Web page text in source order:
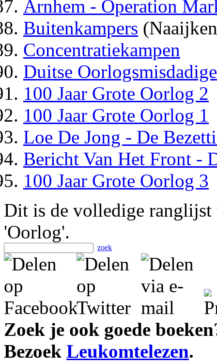
Arnhem - Operation
Buitenkampers
Concentratiekampen
Duitse
100 Jaar Grote Oorlog 2
100 Jaar Grote Oorlog 1
Loe De Jong - De
Bericht Van Het Front -
100 Jaar Grote Oorlog 3
Dit is de volledige
'Oorlog'.
zoek
Zoek je ook goede
Bezoek Leukomtelezen.